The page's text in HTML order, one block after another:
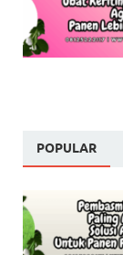
POPULAR